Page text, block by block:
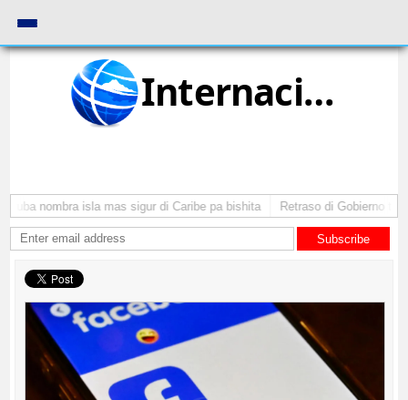
Internacional
nombra isla mas sigur di Caribe pa bishita Retraso di Gobierno ta
Subscribe